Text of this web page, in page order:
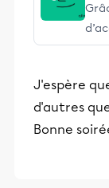
J'espère
d'autres
Bonne